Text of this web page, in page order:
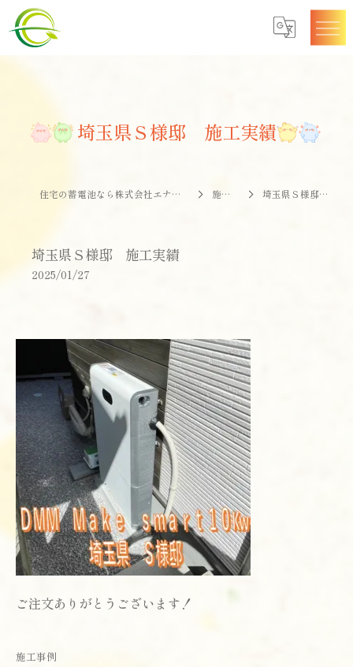
埼玉県Ｓ様邸 施工実績
住宅の蓄電池なら株式会社エナジークオリティー 施工事例 埼玉県Ｓ様邸 施工実績
埼玉県Ｓ様邸 施工実績
2025/01/27
ご注文ありがとうございます！
施工事例